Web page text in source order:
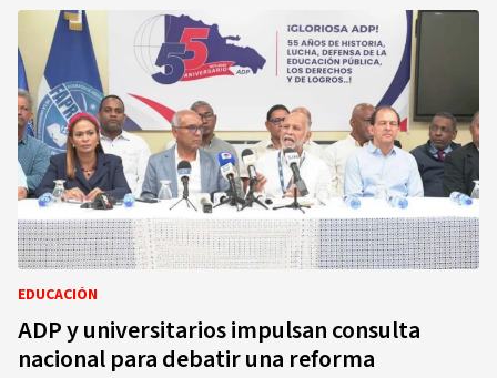
EDUCACIÓN
ADP y universitarios impulsan consulta
nacional para debatir una reforma